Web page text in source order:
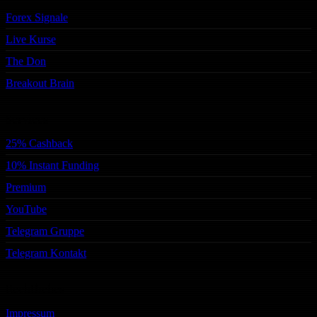
Forex Signale
Live Kurse
The Don
Breakout Brain
25% Cashback
10% Instant Funding
Premium
YouTube
Telegram Gruppe
Telegram Kontakt
Impressum